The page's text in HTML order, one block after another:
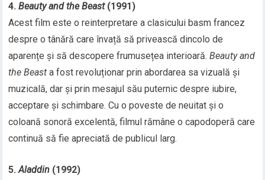
4.Beauty and the Beast(1991)
Acest film este o reinterpretare a clasicului basm francez
despre o tânără care învață să privească dincolo de
aparențe și să descopere frumusețea interioară.Beauty and
the Beast a fost revoluționar prin abordarea sa vizuală și
muzicală, dar și prin mesajul său puternic despre iubire,
acceptare și schimbare. Cu o poveste de neuitat și o
coloană sonoră excelentă, filmul rămâne o capodoperă care
continuă să fie apreciată de publicul larg.
5.Aladdin (1992)